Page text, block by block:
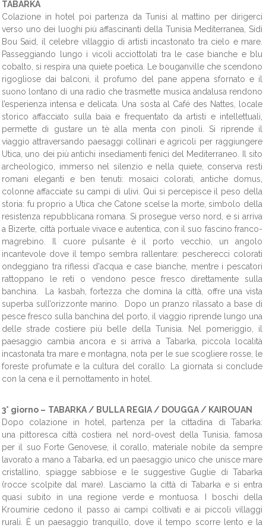
TABARKA
Colazione in hotel poi partenza da Tunisi al mattino per dirigerci
verso uno dei luoghi più affascinanti della Tunisia Mediterranea, Sidi
Bou Said, il celebre villaggio di artisti incastonato tra cielo e mare.
Passeggiando lungo i vicoli acciottolati tra le case bianche e blu
cobalto, si respira una quiete poetica. Le bouganville che scendono
rigogliose dai balconi, il profumo del pane appena sfornato e il
suono lontano di una radio che trasmette musica andalusa rendono
l’esperienza intensa e delicata. Una sosta al Café des Nattes, locale
storico affacciato sulla baia e frequentato da artisti e intellettuali,
permette di gustare un tè alla menta con pinoli. Si riprende il
viaggio attraversando paesaggi collinari e agricoli per raggiungere
Utica, uno dei più antichi insediamenti fenici del Mediterraneo. Il sito
archeologico, immerso nel silenzio e nella quiete, conserva resti
romani eleganti e ben tenuti: mosaici colorati, antiche domus,
colonne affacciate su campi di ulivi. Qui si percepisce il peso della
storia: fu proprio a Utica che Catone scelse la morte, simbolo della
resistenza repubblicana romana. Si prosegue verso nord, e si arriva
a Bizerte, città portuale vivace e autentica, con il suo fascino franco-
magrebino. Il cuore pulsante è il porto vecchio, un angolo
incantevole dove il tempo sembra rallentare: pescherecci colorati
ondeggiano tra riflessi d'acqua e case bianche, mentre i pescatori
rattoppano le reti o vendono pesce fresco direttamente sulla
banchina. La kasbah, fortezza che domina la città, offre una vista
superba sull’orizzonte marino. Dopo un pranzo rilassato a base di
pesce fresco sulla banchina del porto, il viaggio riprende lungo una
delle strade costiere più belle della Tunisia. Nel pomeriggio, il
paesaggio cambia ancora e si arriva a Tabarka, piccola località
incastonata tra mare e montagna, nota per le sue scogliere rosse, le
foreste profumate e la cultura del corallo. La giornata si conclude
con la cena e il pernottamento in hotel.
3° giorno – TABARKA / BULLA REGIA / DOUGGA / KAIROUAN
Dopo colazione in hotel, partenza per la cittadina di Tabarka:
una pittoresca città costiera nel nord-ovest della Tunisia, famosa
per il suo Forte Genovese, il corallo, materiale nobile da sempre
lavorato a mano a Tabarka, ed un paesaggio unico che unisce mare
cristallino, spiagge sabbiose e le suggestive Guglie di Tabarka
(rocce scolpite dal mare). Lasciamo la città di Tabarka e si entra
quasi subito in una regione verde e montuosa. I boschi della
Kroumirie cedono il passo ai campi coltivati e ai piccoli villaggi
rurali. È un paesaggio tranquillo, dove il tempo scorre lento e la